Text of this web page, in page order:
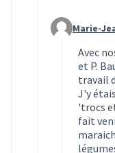
Marie-
Avec
et P.
travail
J'y
'trocs
fait